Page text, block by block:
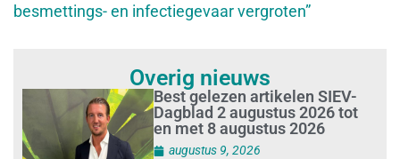
besmettings- en infectiegevaar vergroten”
Overig nieuws
Best gelezen artikelen SIEV-
Dagblad 2 augustus 2026 tot
en met 8 augustus 2026
augustus 9, 2026